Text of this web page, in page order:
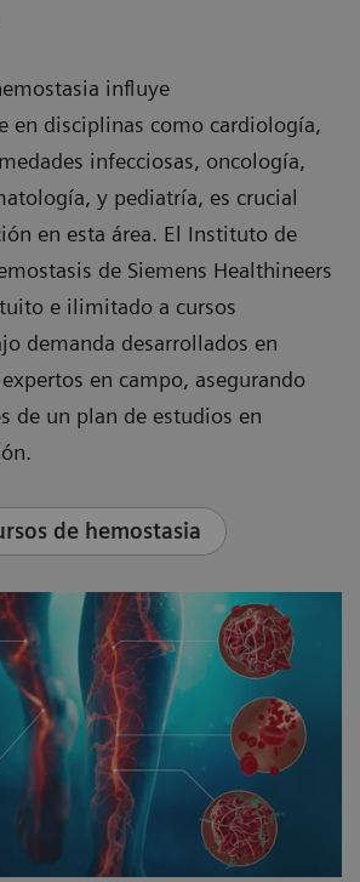
influye
en disciplinas como cardiología,
infecciosas, oncología,
y pediatría, es crucial
en esta área. El Instituto de
de Siemens Healthineers
e ilimitado a cursos
demanda desarrollados en
en campo, asegurando
de un plan de estudios en
de hemostasia